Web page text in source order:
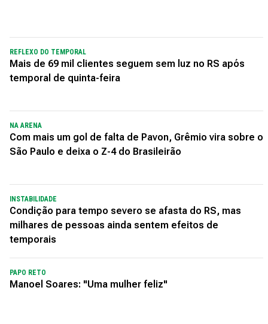
REFLEXO DO TEMPORAL
Mais de 69 mil clientes seguem sem luz no RS após
temporal de quinta-feira
NA ARENA
Com mais um gol de falta de Pavon, Grêmio vira sobre o
São Paulo e deixa o Z-4 do Brasileirão
INSTABILIDADE
Condição para tempo severo se afasta do RS, mas
milhares de pessoas ainda sentem efeitos de
temporais
PAPO RETO
Manoel Soares: "Uma mulher feliz"